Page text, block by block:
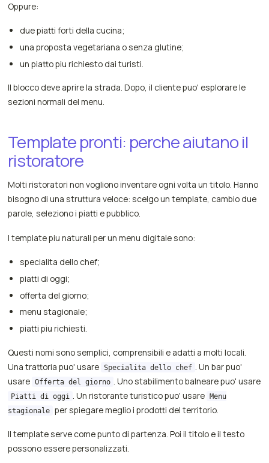
Oppure:
due piatti forti della cucina;
una proposta vegetariana o senza glutine;
un piatto piu richiesto dai turisti.
Il blocco deve aprire la strada. Dopo, il cliente puo' esplorare le
sezioni normali del menu.
Template pronti: perche aiutano il
ristoratore
Molti ristoratori non vogliono inventare ogni volta un titolo. Hanno
bisogno di una struttura veloce: scelgo un template, cambio due
parole, seleziono i piatti e pubblico.
I template piu naturali per un menu digitale sono:
specialita dello chef;
piatti di oggi;
offerta del giorno;
menu stagionale;
piatti piu richiesti.
Questi nomi sono semplici, comprensibili e adatti a molti locali.
Una trattoria puo' usare Specialita dello chef
. Un bar puo'
usare Offerta del giorno . Uno stabilimento balneare puo' usare
Piatti di oggi . Un ristorante turistico puo' usare Menu
stagionale per spiegare meglio i prodotti del territorio.
Il template serve come punto di partenza. Poi il titolo e il testo
possono essere personalizzati.